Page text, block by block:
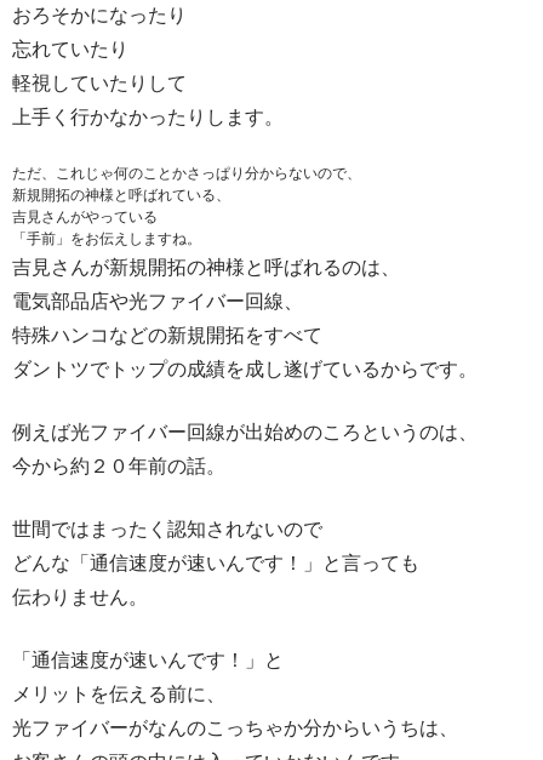
おろそかになったり
忘れていたり
軽視していたりして
上手く行かなかったりします。
ただ、これじゃ何のことかさっぱり分からないので、
新規開拓の神様と呼ばれている、
吉見さんがやっている
「手前」をお伝えしますね。
吉見さんが新規開拓の神様と呼ばれるのは、
電気部品店や光ファイバー回線、
特殊ハンコなどの新規開拓をすべて
ダントツでトップの成績を成し遂げているからです。
例えば光ファイバー回線が出始めのころというのは、
今から約２０年前の話。
世間ではまったく認知されないので
どんな「通信速度が速いんです！」と言っても
伝わりません。
「通信速度が速いんです！」と
メリットを伝える前に、
光ファイバーがなんのこっちゃか分からいうちは、